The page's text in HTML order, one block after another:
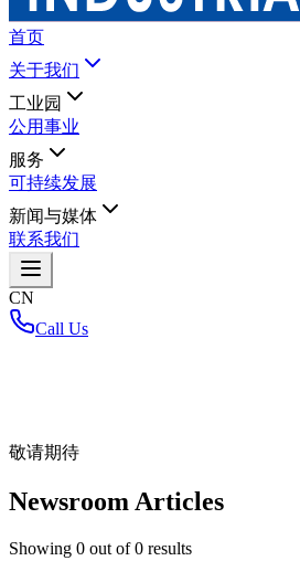
首页
关于我们
工业园
公用事业
服务
可持续发展
新闻与媒体
联系我们
CN
Call Us
敬请期待
Newsroom Articles
Showing 0 out of0 results